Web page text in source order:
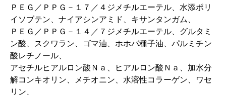
ＰＥＧ／ＰＰＧ－１７／４ジメチルエーテル、水添ポリ
イソブテン、ナイアシンアミド、キサンタンガム、
ＰＥＧ／ＰＰＧ－１４／７ジメチルエーテル、グルタミ
ン酸、スクワラン、ゴマ油、ホホバ種子油、パルミチン
酸レチノール、
アセチルヒアルロン酸Ｎａ、ヒアルロン酸Ｎａ、加水分
解コンキオリン、メチオニン、水溶性コラーゲン、ワセ
リン、